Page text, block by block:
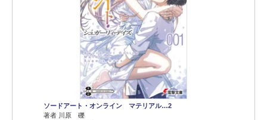
ソードアート・オンライン マテリアル…2
著者 川原 礫